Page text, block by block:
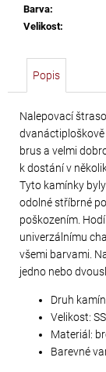
Barva:
Velikost:
Popis
Nalepovací
dvanáctiploškově
brus a velmi
k dostání v
Tyto kamínky
odolné stříbrné
poškozením.
univerzálnímu
všemi barvami.
jedno nebo
Druh
Velikost:
Materiál:
Barevné
NH
SS-
CRYSTAL
69
Kč